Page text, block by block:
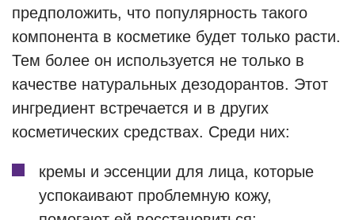
предположить, что популярность такого
компонента в косметике будет только расти.
Тем более он используется не только в
качестве натуральных дезодорантов. Этот
ингредиент встречается и в других
косметических средствах. Среди них:
кремы и эссенции для лица, которые
успокаивают проблемную кожу,